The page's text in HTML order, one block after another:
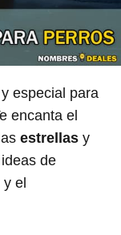
especial para
encanta el
estrellas y
de
y el